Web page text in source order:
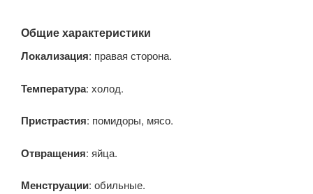
Общие характеристики
Локализация: правая сторона.
Температура: холод.
Пристрастия: помидоры, мясо.
Отвращения: яйца.
Менструации: обильные.